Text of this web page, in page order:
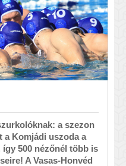
a szezon
a Komjádi uszoda a
500 nézőnél több is
A Vasas-Honvéd